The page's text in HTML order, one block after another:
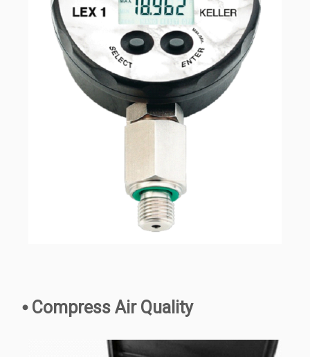
⦁ Compress Air Quality